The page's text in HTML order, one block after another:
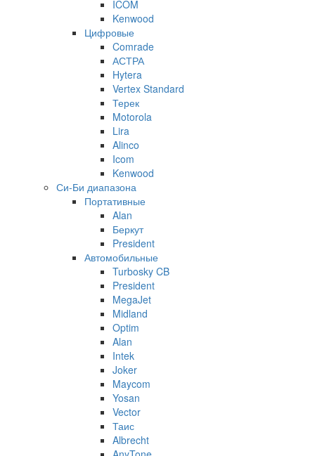
ICOM
Kenwood
Цифровые
Comrade
АСТРА
Hytera
Vertex Standard
Терек
Motorola
Lira
Alinco
Icom
Kenwood
Си-Би диапазона
Портативные
Alan
Беркут
President
Автомобильные
Turbosky CB
President
MegaJet
Midland
Optim
Alan
Intek
Joker
Maycom
Yosan
Vector
Таис
Albrecht